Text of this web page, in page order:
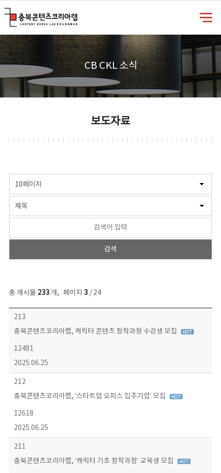
CB CKL 소식
보도자료
총 게시물 233개, 페이지 3/ 24
보도자료 목록 - 번호, 제목, 작성자, 파일, 조회수, 작성일 정보 제공
213
충북콘텐츠코리아랩, 캐릭터 콘텐츠 창작과정 수강생 모집
12481
2025.06.25
212
충북콘텐츠코리아랩, ‘스타트업 오피스 입주기업’ 모집
12618
2025.06.25
211
충북콘텐츠코리아랩, ‘캐릭터 기초 창작과정’ 교육생 모집